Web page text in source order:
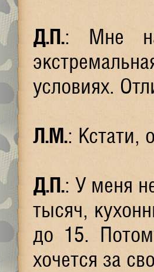
Д.П.: Мне
условиях.
Л.М.: Кстати,
Д.П.: У меня
тысяч,
до 15.
хочется за